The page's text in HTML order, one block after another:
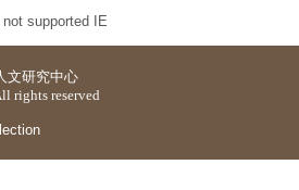
supported IE
文研究中心
rights reserved